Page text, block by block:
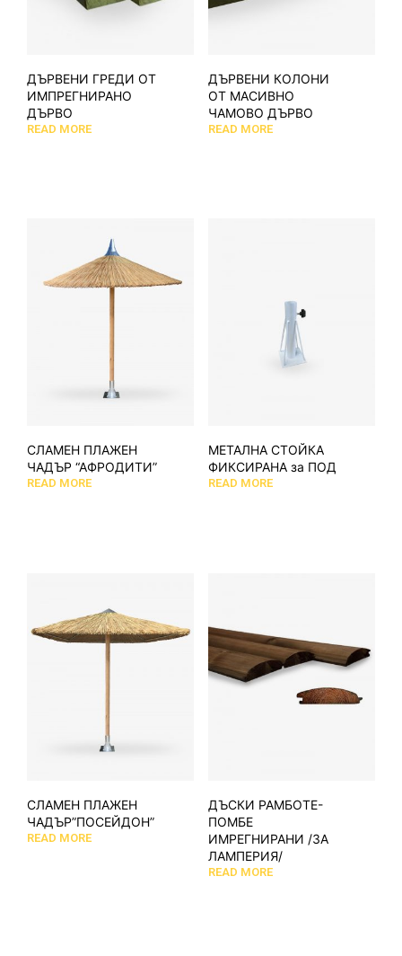
ДЪРВЕНИ ГРЕДИ ОТ
ИМПРЕГНИРАНО
ДЪРВО
READ MORE
ДЪРВЕНИ КОЛОНИ
ОТ МАСИВНО
ЧАМОВО ДЪРВО
READ MORE
СЛАМЕН ПЛАЖЕН
ЧАДЪР “АФРОДИТИ”
READ MORE
МЕТАЛНА СТОЙКА
ФИКСИРАНА за ПОД
READ MORE
СЛАМЕН ПЛАЖЕН
ЧАДЪР”ПОСЕЙДОН”
READ MORE
ДЪСКИ РАМБОТЕ-
ПОМБЕ
ИМРЕГНИРАНИ /ЗА
ЛАМПЕРИЯ/
READ MORE